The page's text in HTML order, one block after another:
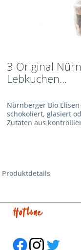
3 Original
Lebkuchen...
Nürnberger Bio
schokoliert, glasiert
Zutaten aus
Produktdetails
Hotline